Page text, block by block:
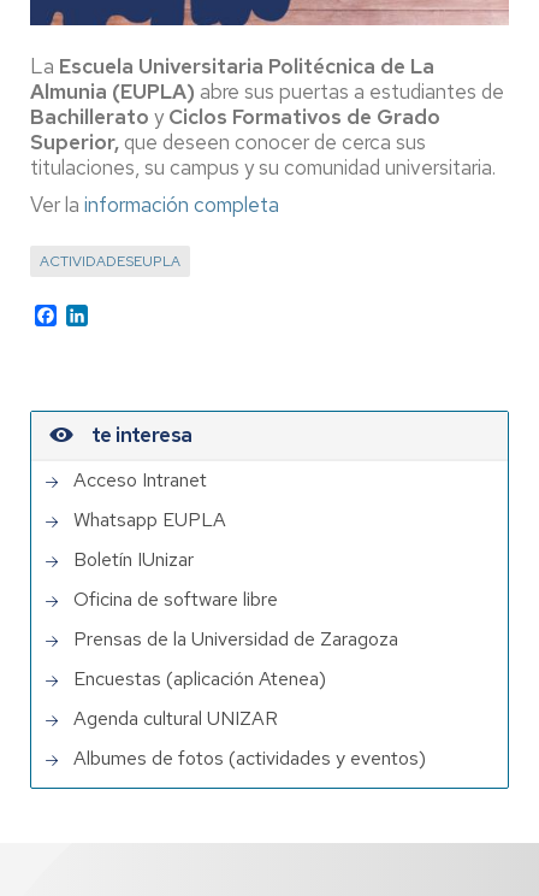
La Escuela Universitaria Politécnica de La
Almunia (EUPLA) abre sus puertas a estudiantes de
Bachillerato y Ciclos Formativos de Grado
Superior,que deseen conocer de cerca sus
titulaciones, su campus y su comunidad universitaria.
Ver la información completa
ACTIVIDADESEUPLA
Facebook
te interesa
Acceso Intranet
Whatsapp EUPLA
Boletín IUnizar
Oficina de software libre
Prensas de la Universidad de Zaragoza
Encuestas (aplicación Atenea)
Agenda cultural UNIZAR
Albumes de fotos (actividades y eventos)